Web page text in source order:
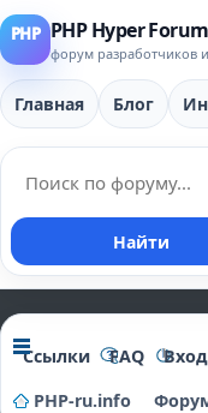
PHP Hyper Forum
форум разработчиков
Главная Блог
Найти
Ссылки FAQ Вход
PHP-ru.info